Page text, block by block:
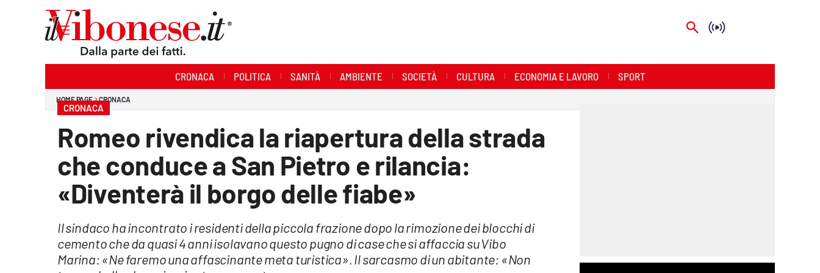
Economia e Lavoro
CRONACA POLITICA SANITÀ AMBIENTE SOCIETÀ CULTURA ECONOMIA E LAVORO SPORT
HOME PAGE CRONACA
CRONACA
Romeo rivendica la riapertura della strada
che conduce a San Pietro e rilancia:
«Diventerà il borgo delle fiabe»
Il sindaco ha incontrato i residenti della piccola frazione dopo la rimozione dei blocchi di
cemento che da quasi 4 anni isolavano questo pugno di case che si affaccia su Vibo
Marina: «Ne faremo una affascinante meta turistica». Il sarcasmo di un abitante: «Non